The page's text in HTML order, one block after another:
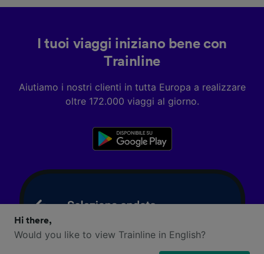
I tuoi viaggi iniziano bene con
Trainline
Aiutiamo i nostri clienti in tutta Europa a realizzare
oltre 172.000 viaggi al giorno.
Hi there,
Would you like to view Trainline in English?